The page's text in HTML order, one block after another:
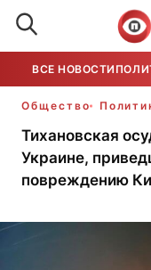
ВСЕ НОВОСТИ
Общество
Тихановская
Украине,
повреждению